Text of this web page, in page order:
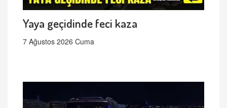
Yaya geçidinde feci kaza
7 Ağustos 2026 Cuma